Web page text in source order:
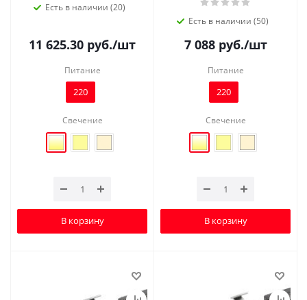
Есть в наличии (20)
11 625.30 руб./шт
Питание
220
Свечение
В корзину
Есть в наличии (50)
7 088руб./шт
Питание
220
Свечение
В корзину